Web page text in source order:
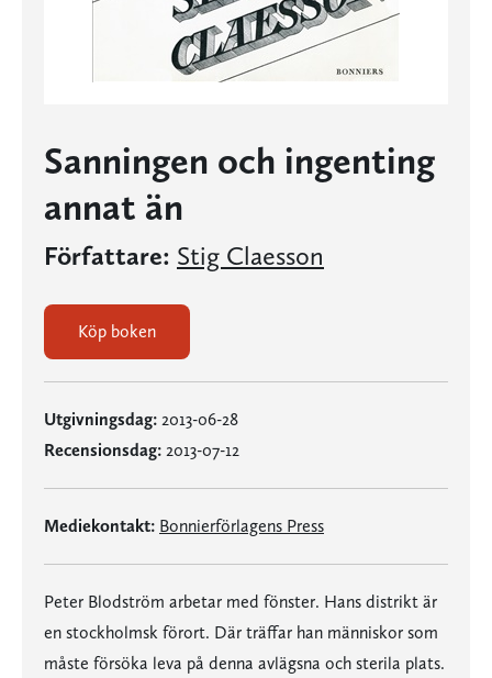
Sanningen och ingenting
annat än
Författare: Stig Claesson
Köp boken
Utgivningsdag: 2013-06-28
Recensionsdag: 2013-07-12
Mediekontakt: Bonnierförlagens Press
Peter Blodström arbetar med fönster. Hans distrikt är
en stockholmsk förort. Där träffar han människor som
måste försöka leva på denna avlägsna och sterila plats.